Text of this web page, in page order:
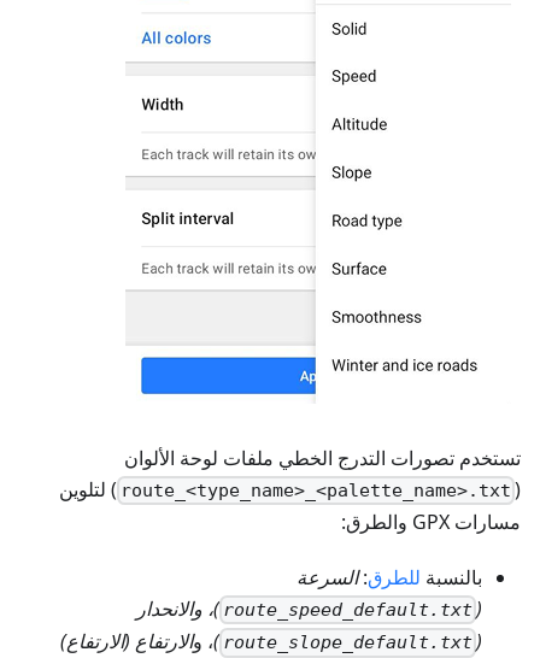
تستخدم تصورات التدرج الخطي ملفات لوحة الألوان
(
route_<type_name>_<palette_name>.txt ) لتلوين
مسارات GPX والطرق:
بالنسبة للطرق:السرعة
(
route_speed_default.txt )، والانحدار
(
route_slope_default.txt
)، والارتفاع (الارتفاع)